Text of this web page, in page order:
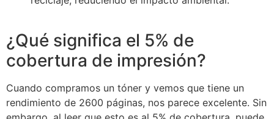
¿Qué significa el 5% de
cobertura de impresión?
Cuando compramos un tóner y vemos que tiene un
rendimiento de 2600 páginas, nos parece excelente. Sin